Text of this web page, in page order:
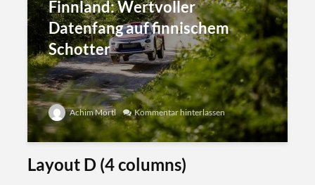
Finnland: Wertvoller
Datenfang auf finnischem
Schotter
Achim Mörtl Kommentar hinterlassen
Layout D (4 columns)